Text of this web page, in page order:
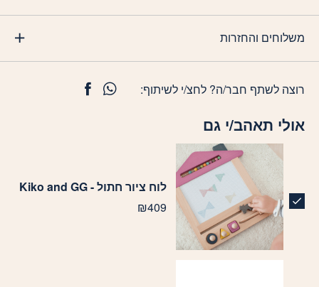
משלוחים והחזרות
אולי תאהב/י גם
לוח ציור חתול - Kiko and GG
₪409
רוצה לשתף חבר/ה? לחצ/י לשיתוף: